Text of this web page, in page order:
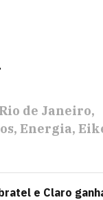
Rio de Janeiro
Energia
e Claro